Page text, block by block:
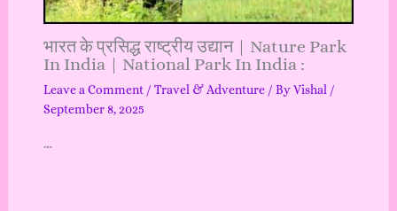
भारत के प्रसिद्ध राष्ट्रीय उद्यान | Nature Park
In India | National Park In India :
Leave a Comment / Travel & Adventure/ ByVishal /
September 8, 2025
…